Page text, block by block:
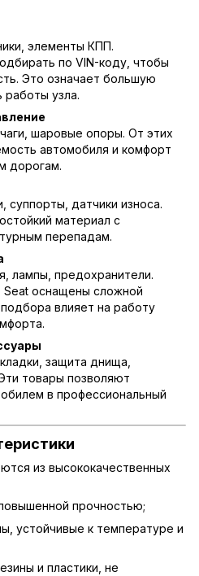
элементы КПП.
по VIN-коду, чтобы
Это означает большую
работы узла.
шаровые опоры. От этих
автомобиля и комфорт
дорогам.
суппорты, датчики износа.
материал с
перепадам.
лампы, предохранители.
оснащены сложной
влияет на работу
защита днища,
товары позволяют
в профессиональный
из высококачественных
прочностью;
устойчивые к температуре и
и пластики, не